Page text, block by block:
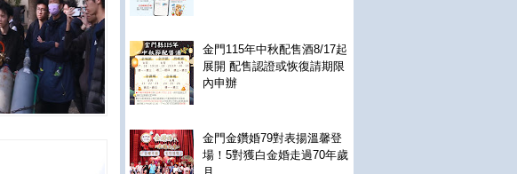
金門115年中秋配售酒8/17起
展開 配售認證或恢復請期限
內申辦
金門金鑽婚79對表揚溫馨登
場！5對獲白金婚走過70年歲